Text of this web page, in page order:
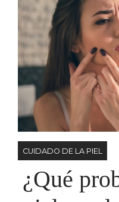
CUIDADO DE LA PIEL
¿Qué